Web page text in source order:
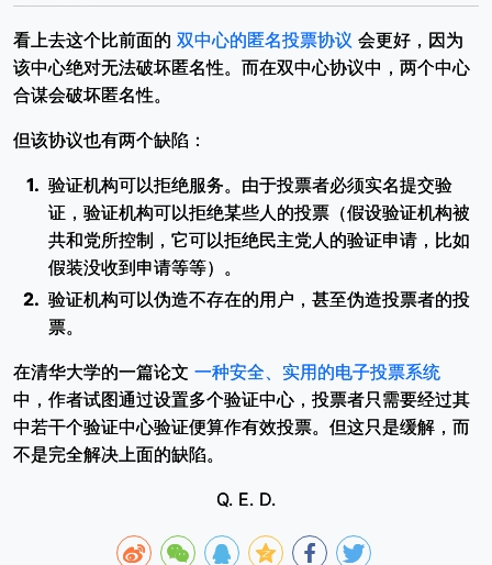
看上去这个比前面的 双中心的匿名投票协议 会更好，因为
该中心绝对无法破坏匿名性。而在双中心协议中，两个中心
合谋会破坏匿名性。
但该协议也有两个缺陷：
验证机构可以拒绝服务。由于投票者必须实名提交验
证，验证机构可以拒绝某些人的投票（假设验证机构被
共和党所控制，它可以拒绝民主党人的验证申请，比如
假装没收到申请等等）。
验证机构可以伪造不存在的用户，甚至伪造投票者的投
票。
在清华大学的一篇论文 一种安全、实用的电子投票系统
中，作者试图通过设置多个验证中心，投票者只需要经过其
中若干个验证中心验证便算作有效投票。但这只是缓解，而
不是完全解决上面的缺陷。
Q. E. D.